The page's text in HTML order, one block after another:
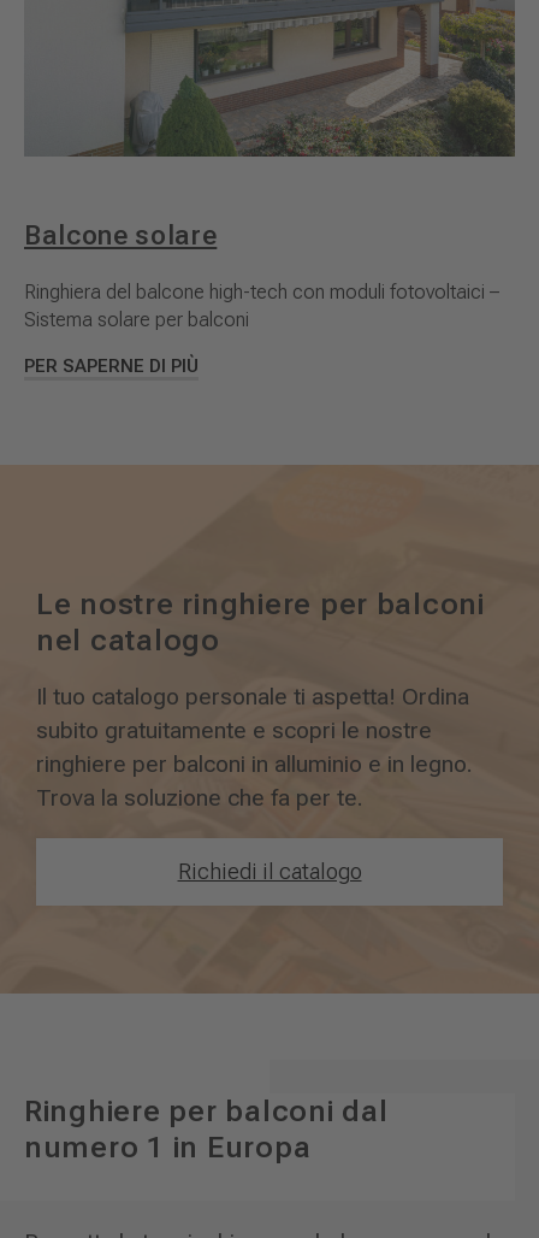
Balcone solare
Ringhiera del balcone high-tech con moduli fotovoltaici –
Sistema solare per balconi
PER SAPERNE DI PIÙ
Le nostre ringhiere per balconi
nel catalogo
Il tuo catalogo personale ti aspetta! Ordina
subito gratuitamente e scopri le nostre
ringhiere per balconi in alluminio e in legno.
Trova la soluzione che fa per te.
Richiedi il catalogo
Ringhiere per balconi dal
numero 1 in Europa